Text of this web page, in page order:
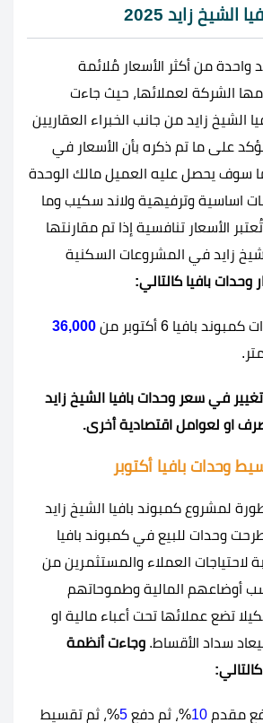
زايد 2025
واحدة من أكثر الأسعار مُلائمة
الشركة لعملائها، حيث جاءت
الشيخ زايد من جانب الخبراء العقاريين
على ما تم ذكره بأن الأسعار في
سوف يحصل عليه العميل مالك الوحدة
اساسية وترفيهية ولاند سكيب وما
الأسعار تنافسية إذا تم مقارنتها
زايد في المشروعات السكنية
وحدات بافيا كالتالي:
بافيا 6 أكتوبر من
36,000
في سعر وحدات بافيا الشيخ زايد
او لعوامل اقتصادية أخرى.
وحدات بافيا أكتوبر
لمشروع كمبوند بافيا الشيخ زايد
وحدات للبيع في كمبوند بافيا
لاحتياجات العملاء والمستثمرين من
أوضاعهم المالية وطموحاتهم
تضع عملائها تحت أعباء مالية او
سداد الأقساط. وجاءت أنظمة
مقدم 10%، ثم دفع 5%، ثم تقسيط